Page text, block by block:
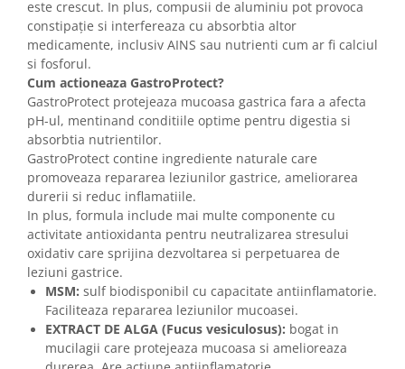
este crescut. In plus, compusii de aluminiu pot provoca
constipație si interfereaza cu absorbtia altor
medicamente, inclusiv AINS sau nutrienti cum ar fi calciul
si fosforul.
Cum actioneaza GastroProtect?
GastroProtect protejeaza mucoasa gastrica fara a afecta
pH-ul, mentinand conditiile optime pentru digestia si
absorbtia nutrientilor.
GastroProtect contine ingrediente naturale care
promoveaza repararea leziunilor gastrice, ameliorarea
durerii si reduc inflamatiile.
In plus, formula include mai multe componente cu
activitate antioxidanta pentru neutralizarea stresului
oxidativ care sprijina dezvoltarea si perpetuarea de
leziuni gastrice.
MSM: sulf biodisponibil cu capacitate antiinflamatorie.
Faciliteaza repararea leziunilor mucoasei.
EXTRACT DE ALGA (Fucus vesiculosus): bogat in
mucilagii care protejeaza mucoasa si amelioreaza